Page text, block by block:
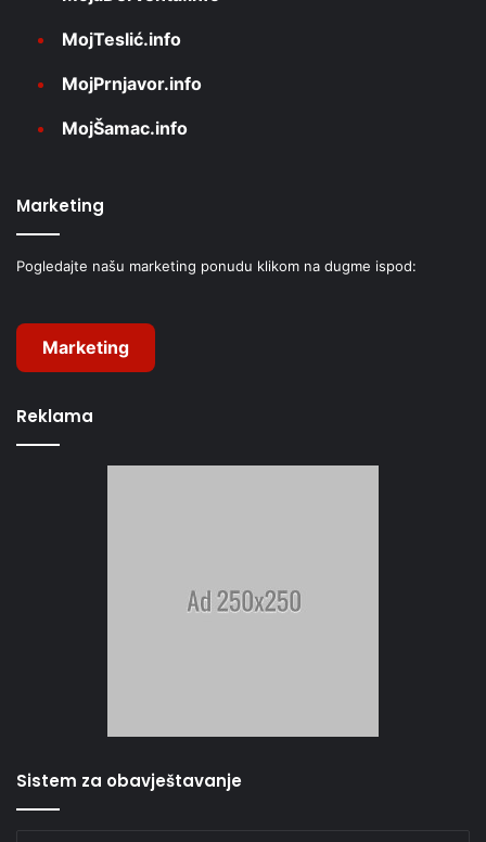
MojTeslić.info
MojPrnjavor.info
MojŠamac.info
Marketing
Pogledajte našu marketing ponudu klikom na dugme ispod:
Marketing
Reklama
Sistem za obavještavanje